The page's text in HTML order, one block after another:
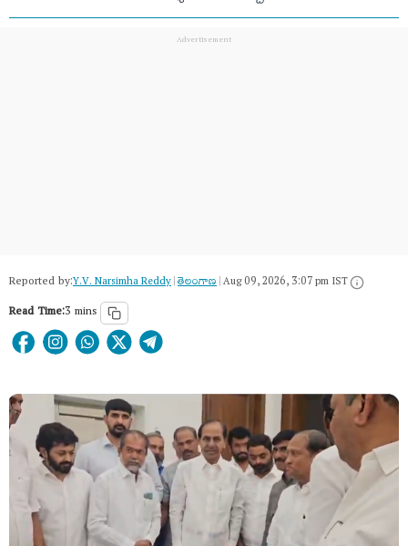
Reported by:Y.V. Narsimha Reddy|తెలంగాణ‌|Aug 09, 2026, 3:07 pm IST
Read Time:3 mins